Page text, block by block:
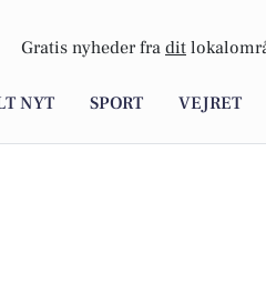
Gratis nyheder fra dit
NYT SPORT VEJRET